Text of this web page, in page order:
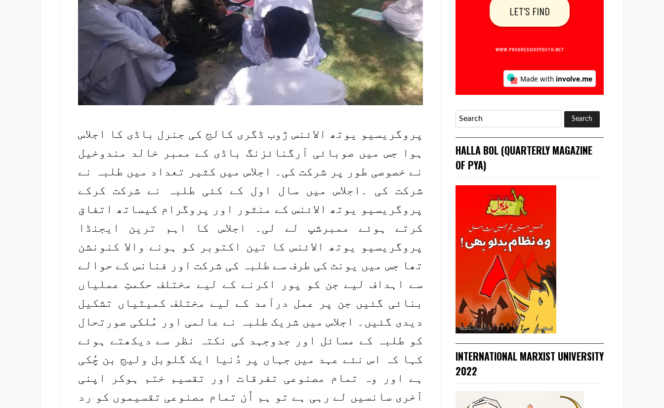
پروگریسیو یوتھ الائنس ژوب ڈگری کالج کی جنرل باڈی کا اجلاس
ہوا جس میں صوبائی آرگنائزنگ باڈی کے ممبر خالد مندوخیل
نے خصوصی طور پر شرکت کی۔ اجلاس میں کثیر تعداد میں طلبہ نے
شرکت کی ۔اجلاس میں سال اول کے کئی طلبہ نے شرکت کرکے
پروگریسیو یوتھ الائنس کے منثور اور پروگرام کیساتھ اتفاق
کرتے ہوئے ممبرشپ لے لی۔ اجلاس کا اہم ترین ایجنڈا
پروگریسیو یوتھ الائنس کا تین اکتوبر کو ہونے والا کنونشن
تھا جس میں یونٹ کی طرف سے طلبہ کی شرکت اور فنانس کے حوالے
سے اہداف لیے جن کو پور اکرنے کے لیے مختلف حکمتِ عملیاں
بنائی گئیں جن پر عمل درآمد کے لیے مختلف کمیٹیاں تشکیل
دیدی گئیں۔ اجلاس میں شریک طلبہ نے عالمی اور مُلکی صورتحال
کو طلبہ کے مسائل اور جدوجہد کی نکتہ نظر سے دیکھتے ہوئے
کہا کہ اس نئے عہد میں جہاں پر دُنیا ایک گلوبل ولیج بن چُکی
ہے اور وہ تمام مصنوعی تفرقات اور تقسیم ختم ہوکر اپنی
آخری سانسیں لے رہی ہے تو ہم اُن تمام مصنوعی تقسیموں کو رد
HALLA BOL (QUARTERLY MAGAZINE
OF PYA)
INTERNATIONAL MARXIST UNIVERSITY
2022